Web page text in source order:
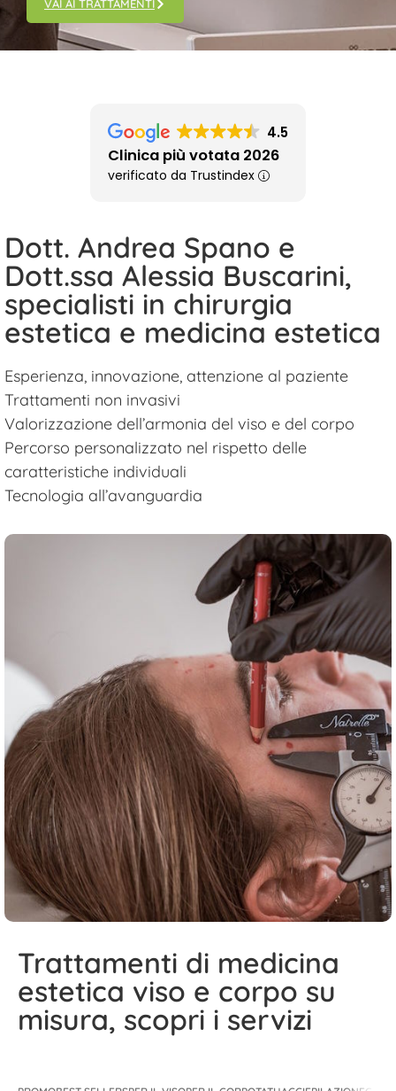
VAI AI TRATTAMENTI
4.5
Clinica più votata 2026
verificato da Trustindex
Dott. Andrea Spano e
Dott.ssa Alessia Buscarini,
specialisti in chirurgia
estetica e medicina estetica
Esperienza, innovazione, attenzione al paziente
Trattamenti non invasivi
Valorizzazione dell’armonia del viso e del corpo
Percorso personalizzato nel rispetto delle
caratteristiche individuali
Tecnologia all’avanguardia
Trattamenti di medicina
estetica viso e corpo su
misura, scopri i servizi